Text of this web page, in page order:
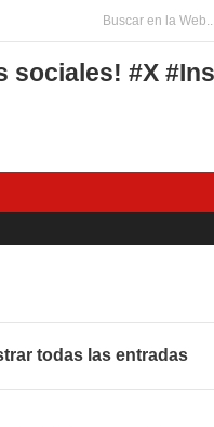
sociales! #X
todas las entradas